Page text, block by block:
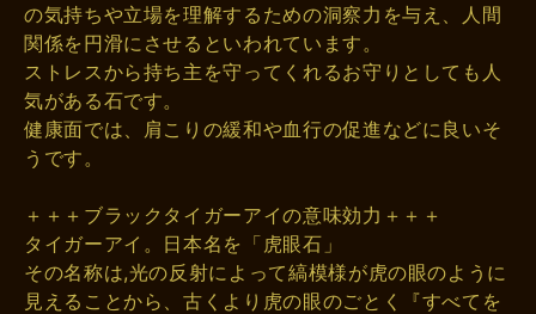
の気持ちや立場を理解するための洞察力を与え、人間
関係を円滑にさせるといわれています。
ストレスから持ち主を守ってくれるお守りとしても人
気がある石です。
健康面では、肩こりの緩和や血行の促進などに良いそ
うです。
＋＋＋ブラックタイガーアイの意味効力＋＋＋
タイガーアイ。日本名を「虎眼石」
その名称は,光の反射によって縞模様が虎の眼のように
見えることから、古くより虎の眼のごとく『すべてを